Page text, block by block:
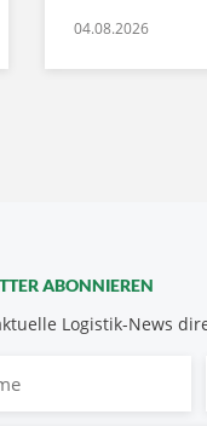
04.08.2026
ABONNIEREN
Logistik-News